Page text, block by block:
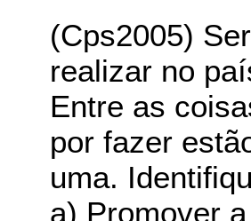
(Cps2005)
realizar no
Entre as
por fazer
uma.
a) Promover